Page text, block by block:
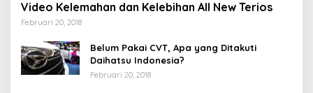
Video Kelemahan dan Kelebihan All New Terios
Februari 20, 2018
Belum Pakai CVT, Apa yang Ditakuti
Daihatsu Indonesia?
Februari 20, 2018